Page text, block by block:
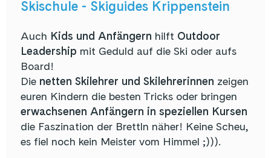
Skischule - Skiguides Krippenstein
Auch Kids und Anfängern hilft Outdoor
Leadership mit Geduld auf die Ski oder aufs
Board!
Die netten Skilehrer und Skilehrerinnen zeigen
euren Kindern die besten Tricks oder bringen
erwachsenen Anfängern in speziellen Kursen
die Faszination der Brettln näher! Keine Scheu,
es fiel noch kein Meister vom Himmel ;))).